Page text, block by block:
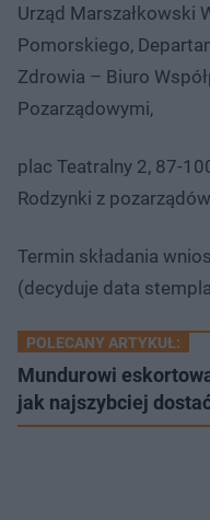
Urząd Marszałkowski
Pomorskiego,
Zdrowia – Biuro
Pozarządowymi,
plac Teatralny 2, 87-
Rodzynki z
Termin składania
(decyduje data
POLECANY ARTYKUŁ:
Mundurowi
jak najszybciej